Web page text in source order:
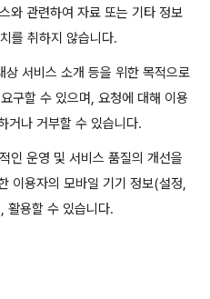
와 관련하여 자료 또는 기타 정보
를 취하지 않습니다.
서비스 소개 등을 위한 목적으로
구할 수 있으며, 요청에 대해 이용
거나 거부할 수 있습니다.
인 운영 및 서비스 품질의 개선을
이용자의 모바일 기기 정보(설정,
활용할 수 있습니다.